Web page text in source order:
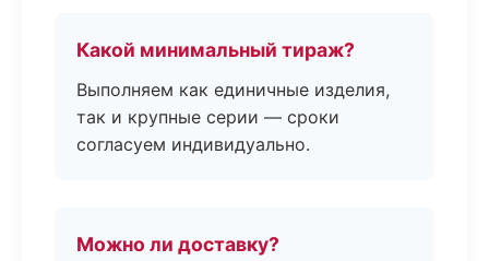
Какой минимальный тираж?
Выполняем как единичные изделия,
так и крупные серии — сроки
согласуем индивидуально.
Можно ли доставку?